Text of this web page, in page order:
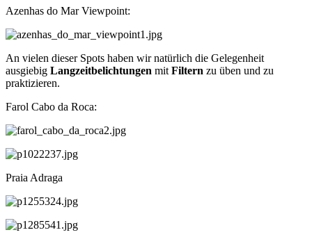
Azenhas do Mar Viewpoint:
An vielen dieser Spots haben wir natürlich die Gelegenheit
ausgiebig Langzeitbelichtungen mit Filtern zu üben und zu
praktizieren.
Farol Cabo da Roca:
Praia Adraga